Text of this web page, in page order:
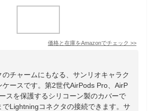
価格と在庫をAmazonでチェック >>
チャームにもなる、サンリオキャラク
ケースです。第2世代AirPods Pro、AirP
スを保護するシリコーン製のカバーで
でLightningコネクタの接続できます。サ